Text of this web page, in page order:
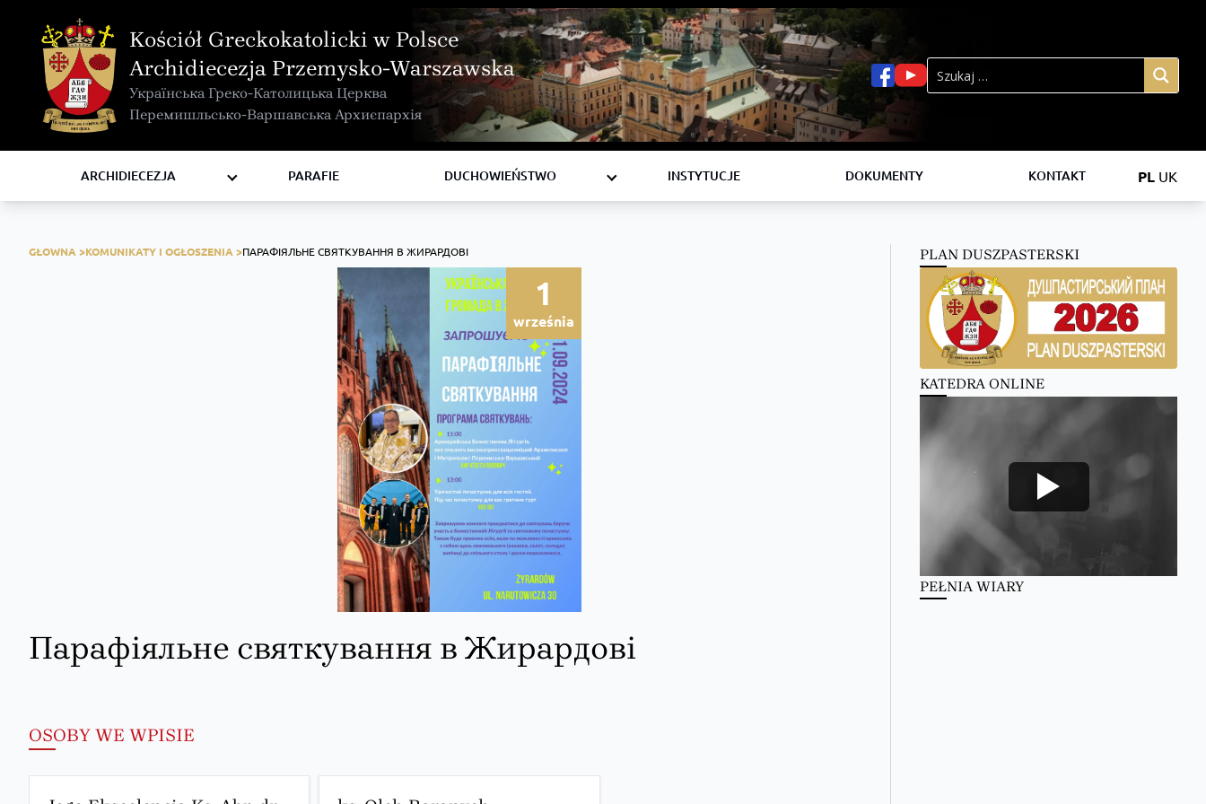
Kościół Greckokatolicki w Polsce
Archidiecezja Przemysko-Warszawska
Українська Греко-Католицька Церква
Перемишльсько-Варшавська Архиєпархія
ARCHIDIECEZJA
KURIA METROPOLITALNA
KAPITUŁA
KOMISJE I WYDZIAŁY
RADY
ZAKONY I ZGROMADZENIA
PARAFIE
DUCHOWIEŃSTWO
BISKUPI
KSIĘŻA
INSTYTUCJE
DOKUMENTY KONTAKT PL UK
GŁOWNA >KOMUNIKATY I OGŁOSZENIA >ПАРАФІЯЛЬНЕ СВЯТКУВАННЯ В ЖИРАРДОВІ
1
września
Парафіяльне святкування в Жирардові
OSOBY WE WPISIE
PLAN DUSZPASTERSKI
KATEDRA ONLINE
PEŁNIA WIARY